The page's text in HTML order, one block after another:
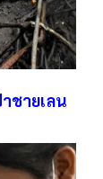
ชายเลน